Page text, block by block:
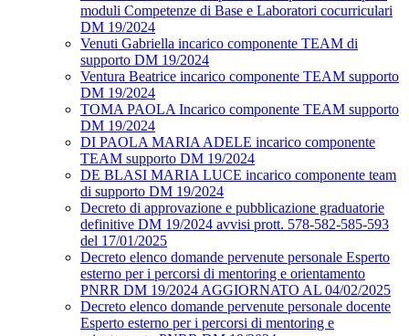
moduli Competenze di Base e Laboratori cocurriculari
DM 19/2024
Venuti Gabriella incarico componente TEAM di
supporto DM 19/2024
Ventura Beatrice incarico componente TEAM supporto
DM 19/2024
TOMA PAOLA Incarico componente TEAM supporto
DM 19/2024
DI PAOLA MARIA ADELE incarico componente
TEAM supporto DM 19/2024
DE BLASI MARIA LUCE incarico componente team
di supporto DM 19/2024
Decreto di approvazione e pubblicazione graduatorie
definitive DM 19/2024 avvisi prott. 578-582-585-593
del 17/01/2025
Decreto elenco domande pervenute personale Esperto
esterno per i percorsi di mentoring e orientamento
PNRR DM 19/2024 AGGIORNATO AL 04/02/2025
Decreto elenco domande pervenute personale docente
Esperto esterno per i percorsi di mentoring e